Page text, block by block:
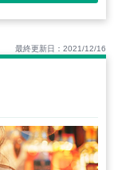
最終更新日：2021/12/16